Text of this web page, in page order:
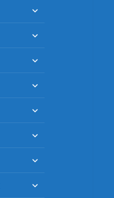
меню
раскрыть
меню
раскрыть
меню
раскрыть
меню
раскрыть
меню
раскрыть
меню
раскрыть
меню
раскрыть
меню
раскрыть